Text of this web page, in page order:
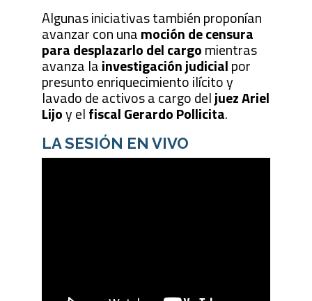
Algunas iniciativas también proponían
avanzar con unamoción de censura
para desplazarlo del cargomientras
avanza lainvestigación judicialpor
presunto enriquecimiento ilícito y
lavado de activos a cargo deljuez Ariel
Lijoy elfiscal Gerardo Pollicita.
LA SESIÓN EN VIVO